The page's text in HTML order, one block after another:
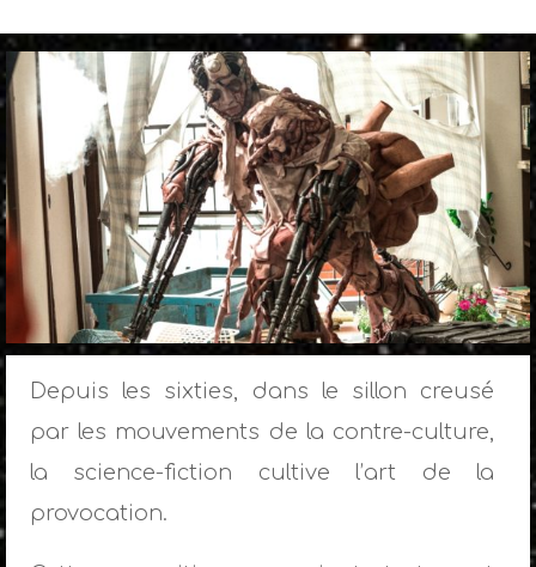
Depuis les sixties, dans le sillon creusé
par les mouvements de la contre-culture,
la science-fiction cultive l’art de la
provocation.